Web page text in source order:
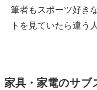
筆者もスポーツ好き
トを見ていたら違う
家具・家電のサブ